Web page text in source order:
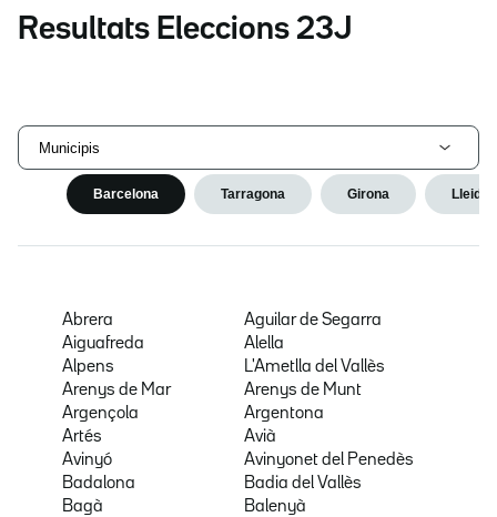
Resultats Eleccions 23J
Municipis
Barcelona Tarragona Girona Lleida
Abrera
Aguilar de Segarra
Aiguafreda
Alella
Alpens
L'Ametlla del Vallès
Arenys de Mar
Arenys de Munt
Argençola
Argentona
Artés
Avià
Avinyó
Avinyonet del Penedès
Badalona
Badia del Vallès
Bagà
Balenyà